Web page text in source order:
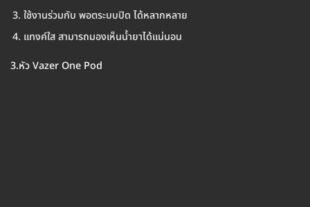
ใช้งานร่วมกับ พอตระบบปิด ได้หลากหลาย
แทงค์ใส สามารถมองเห็นน้ำยาได้แน่นอน
3.หัว Vazer One Pod